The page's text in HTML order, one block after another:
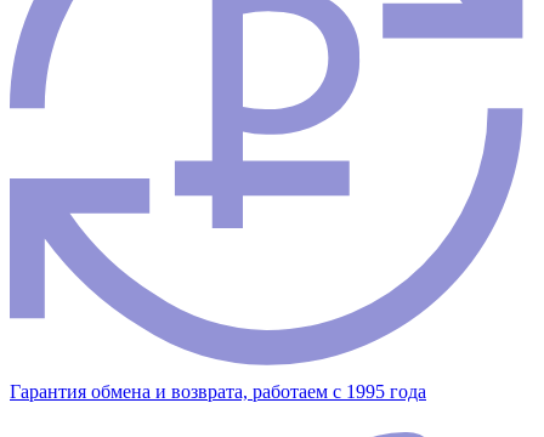
Гарантия обмена и возврата, работаем с 1995 года